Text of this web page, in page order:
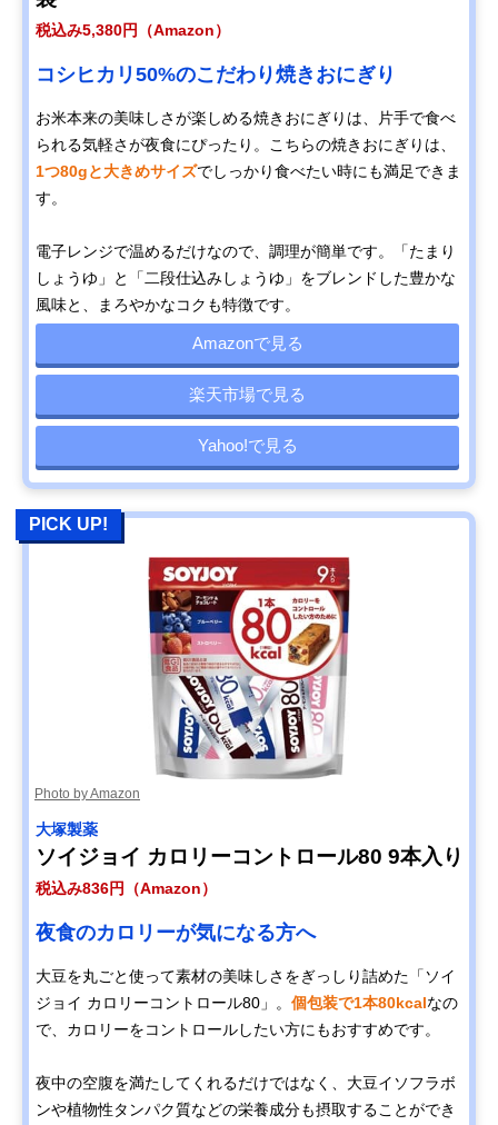
税込み5,380円（Amazon）
コシヒカリ50%のこだわり焼きおにぎり
お米本来の美味しさが楽しめる焼きおにぎりは、片手で食べ
られる気軽さが夜食にぴったり。こちらの焼きおにぎりは、
1つ80gと大きめサイズでしっかり食べたい時にも満足できま
す。
電子レンジで温めるだけなので、調理が簡単です。「たまり
しょうゆ」と「二段仕込みしょうゆ」をブレンドした豊かな
風味と、まろやかなコクも特徴です。
Amazonで見る
楽天市場で見る
Yahoo!で見る
PICK UP!
Photo by Amazon
大塚製薬
ソイジョイ カロリーコントロール80 9本入り
税込み836円（Amazon）
夜食のカロリーが気になる方へ
大豆を丸ごと使って素材の美味しさをぎっしり詰めた「ソイ
ジョイ カロリーコントロール80」。 個包装で1本80kcalなの
で、カロリーをコントロールしたい方にもおすすめです。
夜中の空腹を満たしてくれるだけではなく、大豆イソフラボ
ンや植物性タンパク質などの栄養成分も摂取することができ